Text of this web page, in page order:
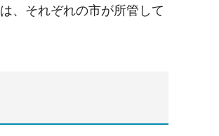
、それぞれの市が所管して